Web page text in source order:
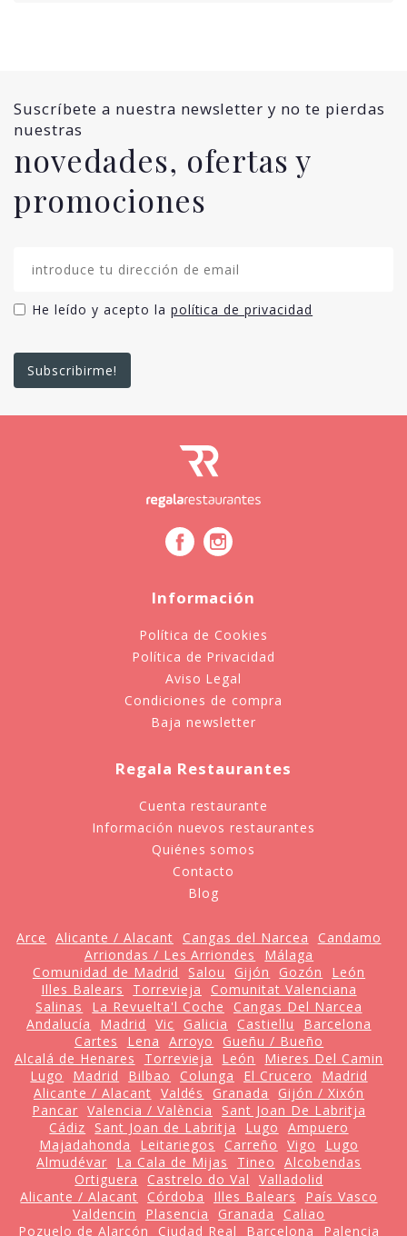
Suscríbete a nuestra newsletter y no te pierdas
nuestras
novedades, ofertas y
promociones
He leído y acepto la política de privacidad
Información
Política de Cookies
Política de Privacidad
Aviso Legal
Condiciones de compra
Baja newsletter
Regala Restaurantes
Cuenta restaurante
Información nuevos restaurantes
Quiénes somos
Contacto
Blog
Arce Alicante / Alacant Cangas del Narcea
Candamo
Arriondas / Les Arriondes
Málaga
Comunidad de Madrid
Salou Gijón Gozón
León
Illes Balears
Torrevieja
Comunitat Valenciana
Salinas
La Revuelta'l Coche
Cangas Del Narcea
Andalucía
Madrid Vic Galicia Castiellu
Barcelona
Cartes
Lena Arroyo
Gueñu / Bueño
Alcalá de Henares
Torrevieja León
Mieres Del Camin
Lugo
Madrid Bilbao Colunga El Crucero
Madrid
Alicante / Alacant Valdés Granada
Gijón / Xixón
Pancar Valencia / València
Sant Joan De Labritja
Cádiz
Sant Joan de Labritja Lugo
Ampuero
Majadahonda
Leitariegos Carreño Vigo
Lugo
Almudévar
La Cala de Mijas Tineo
Alcobendas
Ortiguera
Castrelo do Val
Valladolid
Alicante / Alacant
Córdoba Illes Balears
País Vasco
Valdencin
Plasencia Granada
Caliao
Pozuelo de Alarcón
Ciudad Real Barcelona
Palencia